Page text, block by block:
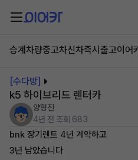
승계차량중고차신차즉시출고이어
[수다방]
k5 하이브리드 렌터카
양형진
4년 전 조회 683
bnk 장기렌트 4년 계약하고
3년 남았습니다